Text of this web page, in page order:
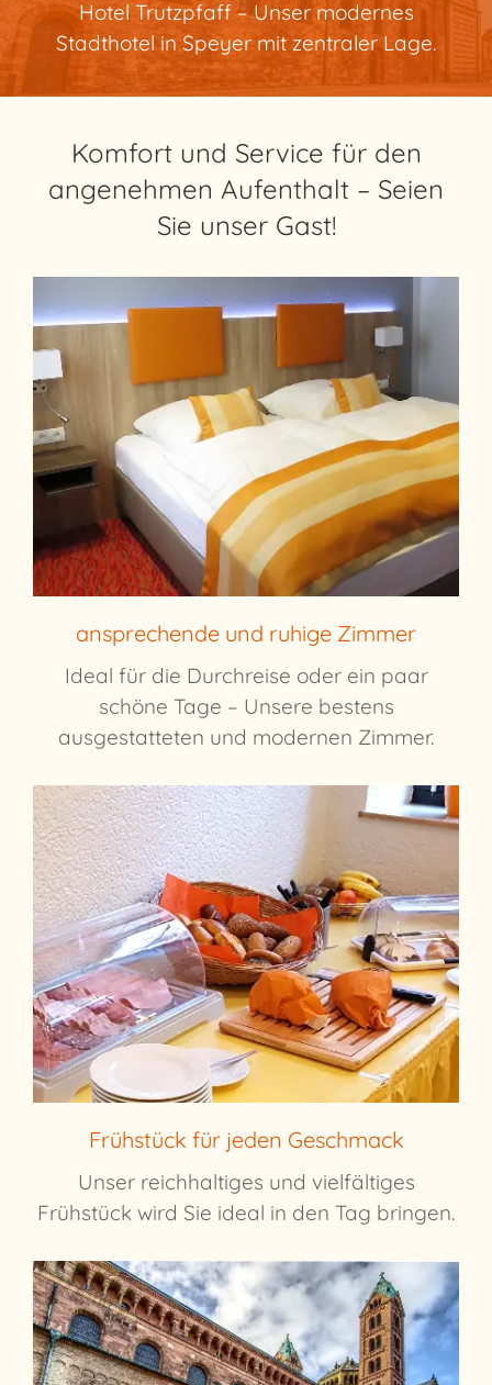
Hotel Trutzpfaff – Unser modernes
Stadthotel in Speyer mit zentraler Lage.
Komfort und Service für den
angenehmen Aufenthalt – Seien
Sie unser Gast!
ansprechende und ruhige Zimmer
Ideal für die Durchreise oder ein paar
schöne Tage – Unsere bestens
ausgestatteten und modernen Zimmer.
Frühstück für jeden Geschmack
Unser reichhaltiges und vielfältiges
Frühstück wird Sie ideal in den Tag bringen.